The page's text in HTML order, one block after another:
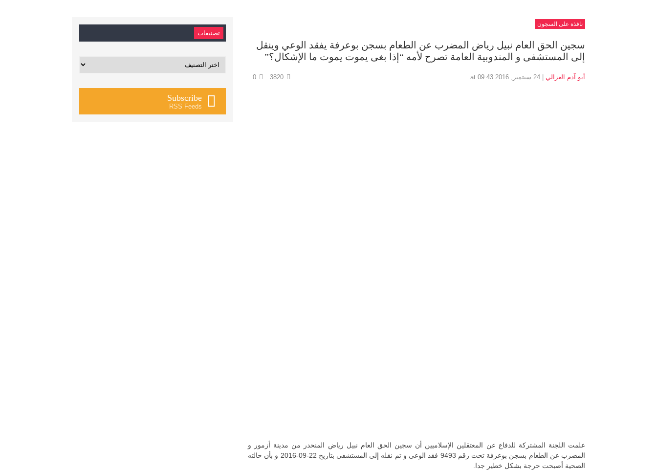
نافذة على السجون
سجين الحق العام نبيل رياض المضرب عن الطعام بسجن بوعرفة يفقد الوعي وينقل
إلى المستشفى و المندوبية العامة تصرح لأمه “إذا بغى يموت يموت ما الإشكال؟”
أبو آدم الغزالي 0
علمت اللجنة المشتركة للدفاع عن المعتقلين الإسلاميين أن سجين الحق العام نبيل رياض المنحدر من مدينة أزمور و
المضرب عن الطعام بسجن بوعرفة تحت رقم 9493 فقد الوعي و تم نقله إلى المستشفى بتاريخ 22-09-2016 و بأن حالته
الصحية أصبحت حرجة بشكل خطير جدا.
تصنيفات
تصنيفات
Subscribe
RSS Feeds